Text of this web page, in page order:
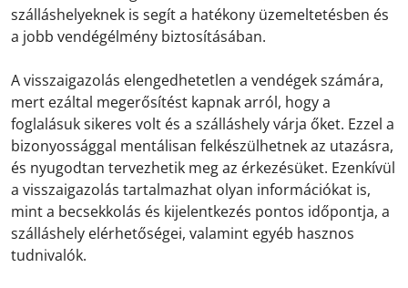
szálláshelyeknek is segít a hatékony üzemeltetésben és
a jobb vendégélmény biztosításában.
A visszaigazolás elengedhetetlen a vendégek számára,
mert ezáltal megerősítést kapnak arról, hogy a
foglalásuk sikeres volt és a szálláshely várja őket. Ezzel a
bizonyossággal mentálisan felkészülhetnek az utazásra,
és nyugodtan tervezhetik meg az érkezésüket. Ezenkívül
a visszaigazolás tartalmazhat olyan információkat is,
mint a becsekkolás és kijelentkezés pontos időpontja, a
szálláshely elérhetőségei, valamint egyéb hasznos
tudnivalók.